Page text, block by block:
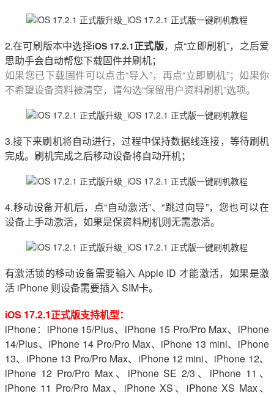
2.在可刷版本中选择iOS 17.2.1正式版，点“立即刷机”，之后爱
思助手会自动帮您下载固件并刷机；
如果您已下载固件可以点击“导入”，再点“立即刷机”；如果你
不希望设备资料被清空，请勾选“保留用户资料刷机”选项。
3.接下来刷机将自动进行，过程中保持数据线连接，等待刷机
完成。刷机完成之后移动设备将自动开机；
4.移动设备开机后，点“自动激活”、“跳过向导”，您也可以在
设备上手动激活，如果是保资料刷机则无需激活。
有激活锁的移动设备需要输入 Apple ID 才能激活，如果是激
活 iPhone 则设备需要插入 SIM卡。
iOS 17.2.1正式版支持机型：
iPhone：iPhone 15/Plus、iPhone 15 Pro/Pro Max、iPhone
14/Plus、iPhone 14 Pro/Pro Max、iPhone 13 mini、iPhone
13、iPhone 13 Pro/Pro Max、iPhone 12 mini、iPhone 12、
iPhone 12 Pro/Pro Max、iPhone SE 2/3、iPhone 11、
iPhone 11 Pro/Pro Max、iPhone XS、iPhone XS Max、